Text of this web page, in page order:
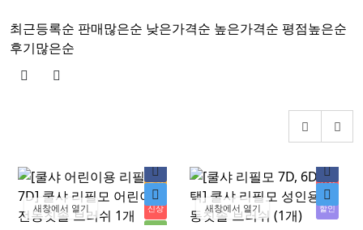
최근등록순 판매많은순 낮은가격순 높은가격순 평점높은순
후기많은순
추천
신상
새창에서 열기
신상
할인
새창에서 열기